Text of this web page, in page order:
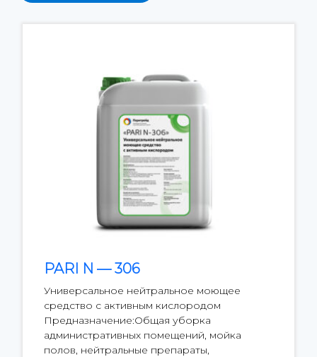
PARI N — 306
Универсальное нейтральное моющее
средство с активным кислородом
Предназначение:Общая уборка
административных помещений, мойка
полов, нейтральные препараты,